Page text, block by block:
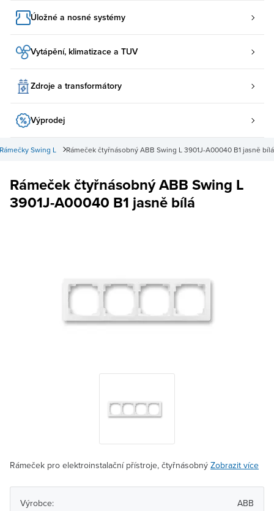
Úložné a nosné systémy
Vytápění, klimatizace a TUV
Zdroje a transformátory
Výprodej
Rámeček čtyřnásobný ABB Swing L 3901J-A00040 B1 jasně bílá
Rámečky Swing L
Rámeček čtyřnásobný ABB Swing L
3901J-A00040 B1 jasně bílá
Rámeček pro elektroinstalační přístroje, čtyřnásobný Zobrazit více
Výrobce:
ABB